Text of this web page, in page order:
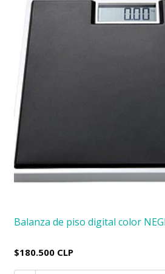
Balanza de piso digital color
$180.500 CLP